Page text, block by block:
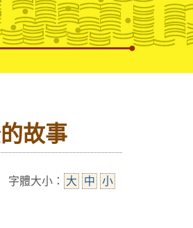
故事
字體大小： 大 中 小